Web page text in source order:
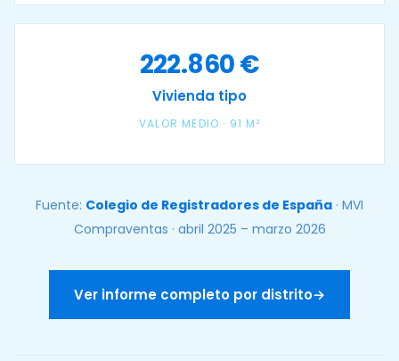
222.860 €
Vivienda tipo
VALOR MEDIO · 91 M²
Fuente: Colegio de Registradores de España · MVI
Compraventas · abril 2025 – marzo 2026
Ver informe completo por distrito→